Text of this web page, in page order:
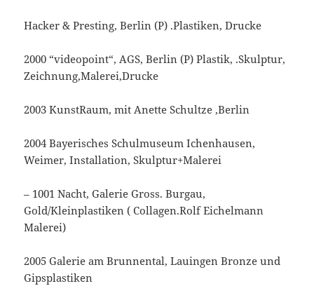
Hacker & Presting, Berlin (P) .Plastiken, Drucke
2000 “videopoint“, AGS, Berlin (P) Plastik, .Skulptur,
Zeichnung,Malerei,Drucke
2003 KunstRaum, mit Anette Schultze ,Berlin
2004 Bayerisches Schulmuseum Ichenhausen,
Weimer, Installation, Skulptur+Malerei
– 1001 Nacht, Galerie Gross. Burgau,
Gold/Kleinplastiken ( Collagen.Rolf Eichelmann
Malerei)
2005 Galerie am Brunnental, Lauingen Bronze und
Gipsplastiken